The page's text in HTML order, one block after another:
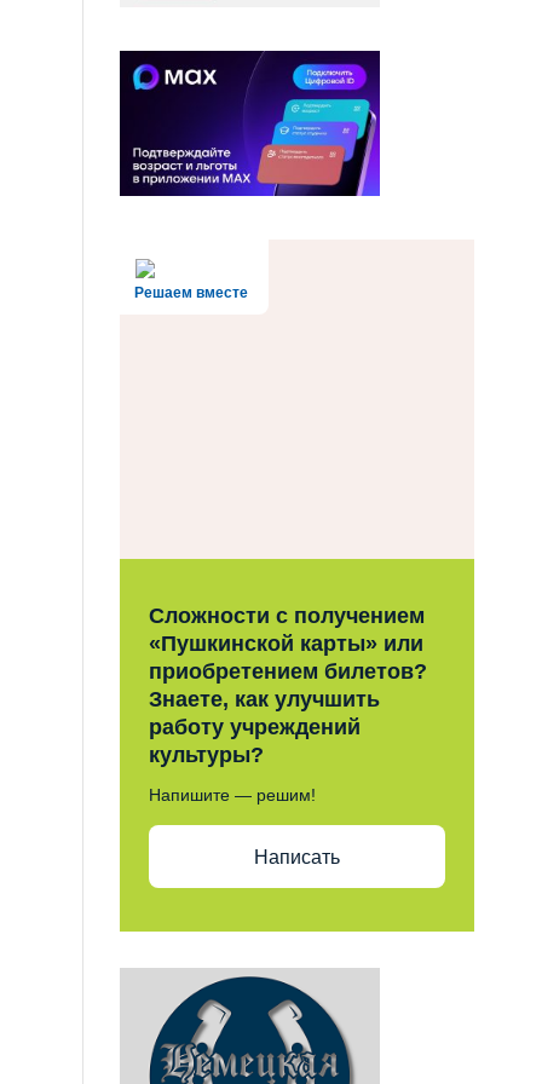
Решаем вместе
Сложности с получением
«Пушкинской карты» или
приобретением билетов?
Знаете, как улучшить
работу учреждений
культуры?
Напишите — решим!
Написать